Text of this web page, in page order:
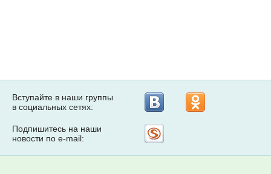
Вступайте в наши группы
в социальных сетях:
Подпишитесь на наши
новости по e-mail: